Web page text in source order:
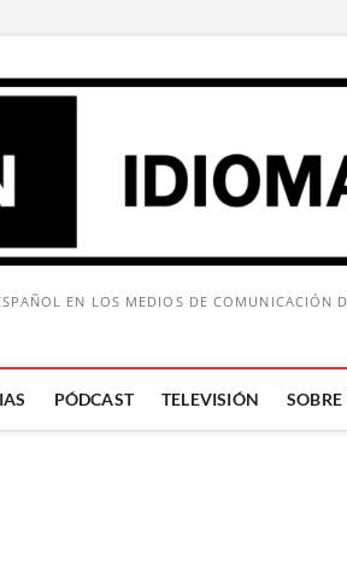
EN LOS MEDIOS DE COMUNICACIÓN
PÓDCAST TELEVISIÓN
Buscar: